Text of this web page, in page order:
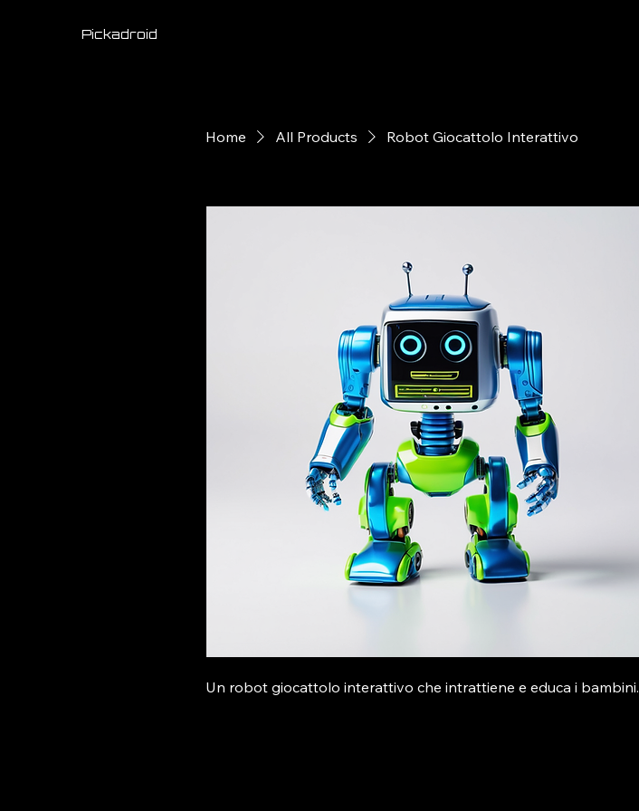
Pickadroid
Home All Products Robot Giocattolo Interattivo
Un robot giocattolo interattivo che intrattiene e educa i bambini.